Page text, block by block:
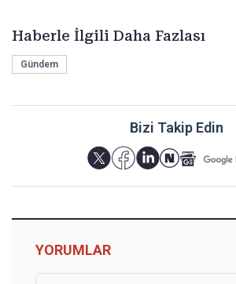
Haberle İlgili Daha Fazlası
Gündem
Bizi Takip Edin
YORUMLAR